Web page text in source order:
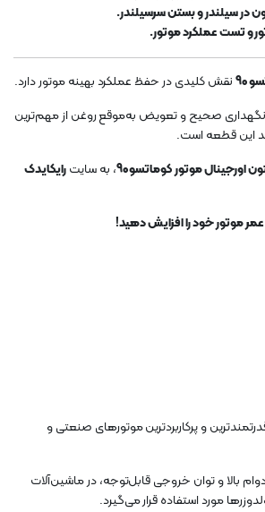
در سیلندر و بستن سرسیلندر.
و تست عملکرد موتور.
90
نقش کلیدی در حفظ عملکرد بهینه موتور دارد.
صحیح و تعویض به‌موقع روغن از مهم‌ترین
این قطعه است.
اورجینال موتور کوماتسو 90 ، به سایترایکایدک
موتور خود را افزایش دهید!
و پرکاربردترین موتورهای صنعتی و
بالا و توان خروجی قابل‌توجه، در ماشین‌آلات
مورد استفاده قرار می‌گیرد.